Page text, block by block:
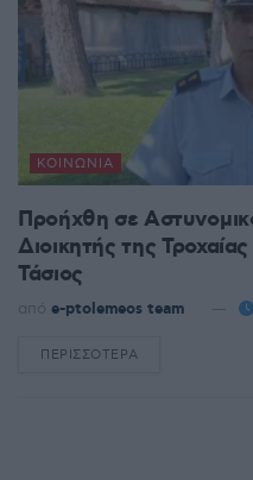
ΚΟΙΝΩΝΊΑ
Προήχθη σε
Διοικητής της
Τάσιος
από e-ptolemeos team
ΠΕΡΙΣΣΌΤΕΡΑ